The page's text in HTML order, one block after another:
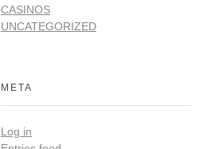
CASINOS
UNCATEGORIZED
META
Log in